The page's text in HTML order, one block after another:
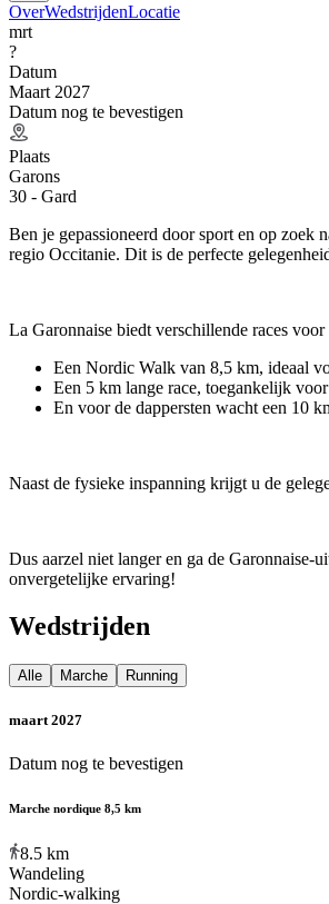
OverWedstrijdenLocatie
mrt
?
Datum
Maart 2027
Datum nog te bevestigen
Plaats
Garons
30 - Gard
Ben je gepassioneerd door sport en op zoek
regio Occitanie. Dit is de perfecte
La Garonnaise biedt verschillende races voor
Een Nordic Walk van 8,5 km, ideaal
Een 5 km lange race, toegankelijk
En voor de dappersten wacht een 10
Naast de fysieke inspanning krijgt u de
Dus aarzel niet langer en ga de Garonnaise-
onvergetelijke ervaring!
Wedstrijden
Alle Marche Running
maart 2027
Datum nog te bevestigen
Marche nordique 8,5 km
8.5 km
Wandeling
Nordic-walking